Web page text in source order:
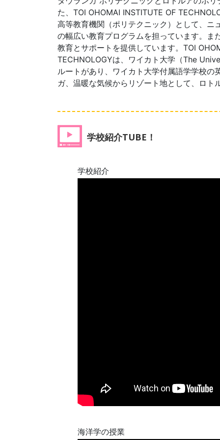
た、TOI OHOMAI INSTITUTE OF
高等教育機関 （ポリテクニック）として、
の幅広い教育プログラムを担っています。ま
教育とサポートを提供しています。TOI
TECHNOLOGYは、ワイカト大学（The
ルートがあり 、ワイカト大学付属語学学校の
ガ、温暖な気候からリゾート地として、ロ
学校紹介TUBE！
学校紹介
海洋学の授業